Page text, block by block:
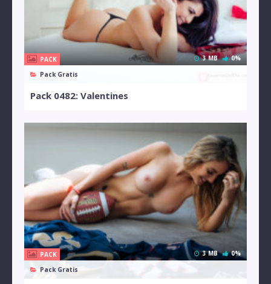
PACK
Pack Gratis
3 MB 0%
Pack 0482: Valentines
PACK
Pack Gratis
3 MB 0%